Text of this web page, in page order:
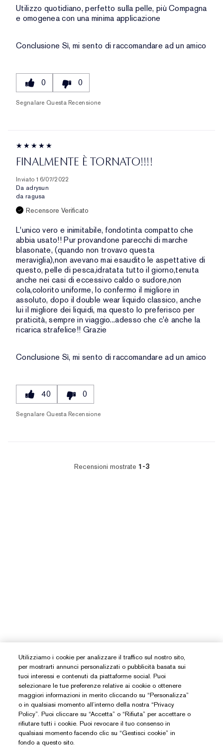
Utilizzo quotidiano, perfetto sulla pelle, più Compagna
e omogenea con una minima applicazione
Conclusione Sì, mi sento di raccomandare ad un amico
0 0
Segnalare Questa Recensione
FINALMENTE È TORNATO!!!!
Inviato 16/07/2022
Da adrysun
da ragusa
Recensore Verificato
L'unico vero e inimitabile, fondotinta compatto che
abbia usato!! Pur provandone parecchi di marche
blasonate, (quando non trovavo questa
meraviglia),non avevano mai esaudito le aspettative di
questo, pelle di pesca,idratata tutto il giorno,tenuta
anche nei casi di eccessivo caldo o sudore,non
cola,colorito uniforme, lo confermo il migliore in
assoluto, dopo il double wear liquido classico, anche
lui il migliore dei liquidi, ma questo lo preferisco per
praticità, sempre in viaggio...adesso che c'è anche la
ricarica strafelice!! Grazie
Conclusione Sì, mi sento di raccomandare ad un amico
40 0
Segnalare Questa Recensione
Recensioni mostrate 1-3
Utilizziamo i cookie per analizzare il traffico sul nostro sito,
per mostrarti annunci personalizzati o pubblicità basata sui
tuoi interessi e contenuti da piattaforme social. Puoi
selezionare le tue preferenze relative ai cookie o ottenere
maggiori informazioni in merito cliccando su “Personalizza”
o in qualsiasi momento all’interno della nostra “Privacy
Policy”. Puoi cliccare su “Accetta” o “Rifiuta” per accettare o
rifiutare tutti i cookie. Puoi revocare il tuo consenso in
qualsiasi momento facendo clic su “Gestisci cookie” in
fondo a questo sito.